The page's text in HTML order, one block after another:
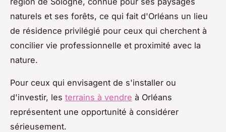
naturels et ses forêts, ce qui fait d'Orléans un lieu
de résidence privilégié pour ceux qui cherchent à
concilier vie professionnelle et proximité avec la
nature.
Pour ceux qui envisagent de s'installer ou
d'investir, les terrains à vendre à Orléans
représentent une opportunité à considérer
sérieusement.